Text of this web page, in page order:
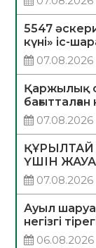
5547
күні» іс-
07.08.2026
Қаржылық
07.08.2026
ҮШІН
07.08.2026
Ауыл
негізгі
06.08.2026